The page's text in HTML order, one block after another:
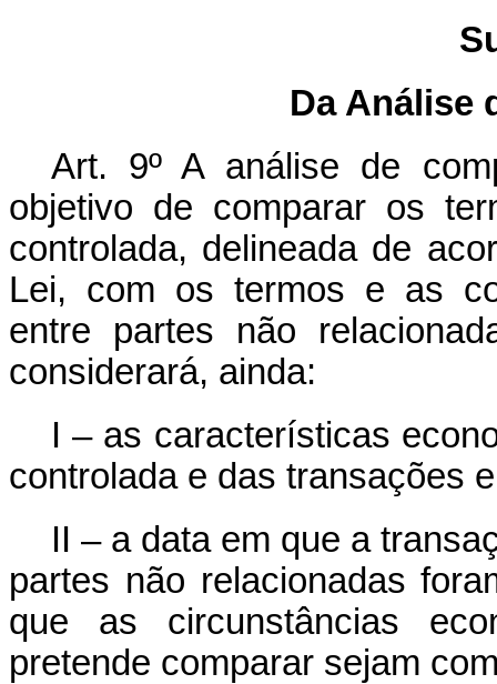
Da Análise
Art. 9º A análise de
objetivo de comparar os
controlada, delineada de
Lei, com os termos e as
entre partes não
considerará, ainda:
I – as características
controlada e das transações
II – a data em que a
partes não relacionadas
que as circunstâncias
pretende comparar sejam